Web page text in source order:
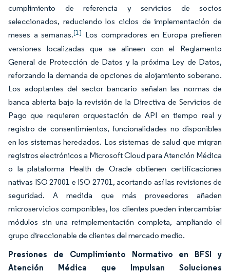
cumplimiento de referencia y servicios de socios
seleccionados, reduciendo los ciclos de implementación de
meses a semanas.[1] Los compradores en Europa prefieren
versiones localizadas que se alineen con el Reglamento
General de Protección de Datos y la próxima Ley de Datos,
reforzando la demanda de opciones de alojamiento soberano.
Los adoptantes del sector bancario señalan las normas de
banca abierta bajo la revisión de la Directiva de Servicios de
Pago que requieren orquestación de API en tiempo real y
registro de consentimientos, funcionalidades no disponibles
en los sistemas heredados. Los sistemas de salud que migran
registros electrónicos a Microsoft Cloud para Atención Médica
o la plataforma Health de Oracle obtienen certificaciones
nativas ISO 27001 e ISO 27701, acortando así las revisiones de
seguridad. A medida que más proveedores añaden
microservicios componibles, los clientes pueden intercambiar
módulos sin una reimplementación completa, ampliando el
grupo direccionable de clientes del mercado medio.
Presiones de Cumplimiento Normativo en BFSI y
Atención Médica que Impulsan Soluciones